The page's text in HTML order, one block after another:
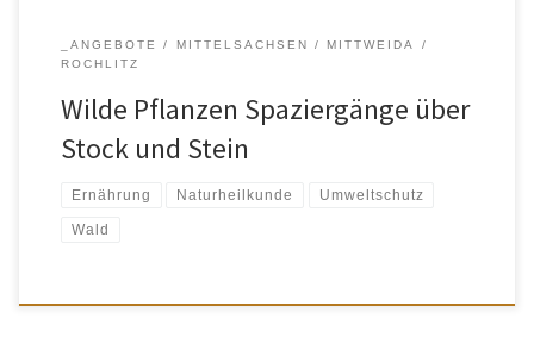
_ANGEBOTE MITTELSACHSEN
MITTWEIDA
ROCHLITZ
Wilde Pflanzen Spaziergänge über
Stock und Stein
Ernährung Naturheilkunde Umweltschutz
Wald